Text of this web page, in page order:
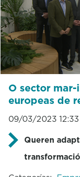
O sector
europeas de
09/03/2023 12:33
Queren